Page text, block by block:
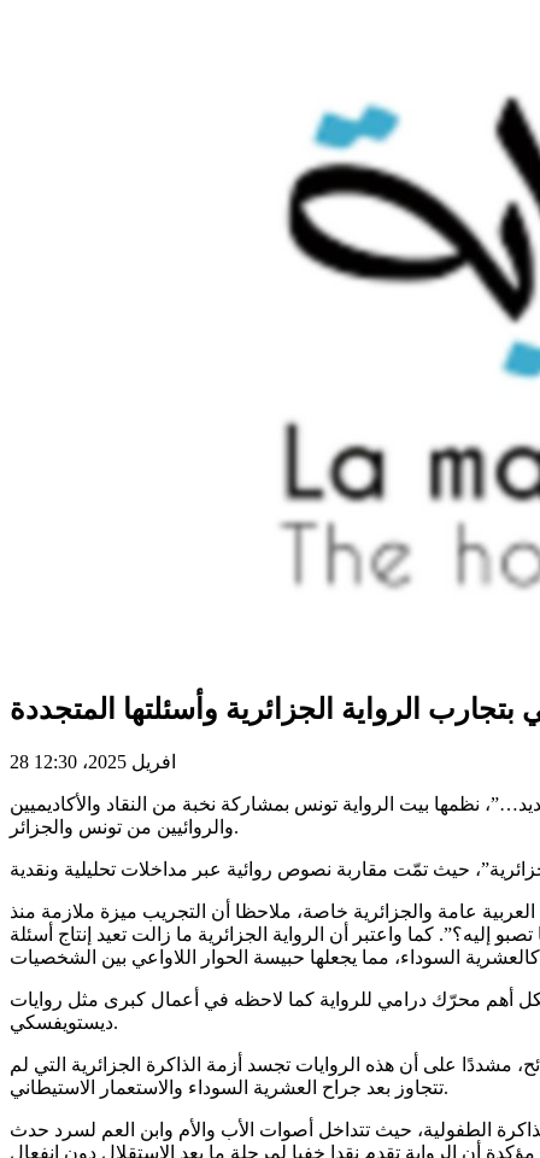
الرواية الجزائرية وأسئلتها المتجددة
28 افريل 2025، 12:30
في المشترك والتجديد…”، نظمها بيت الرواية تونس بمشاركة نخبة من النقاد والأكاديميين
والروائيين من تونس والجزائر.
عامة والجزائرية خاصة، ملاحظا أن التجريب ميزة ملازمة منذ
إليه؟”. كما واعتبر أن الرواية الجزائرية ما زالت تعيد إنتاج أسئلة
أهم محرّك درامي للرواية كما لاحظه في أعمال كبرى مثل روايات
ديستويفسكي.
مشددًا على أن هذه الروايات تجسد أزمة الذاكرة الجزائرية التي لم
تتجاوز بعد جراح العشرية السوداء والاستعمار الاستيطاني.
الطفولية، حيث تتداخل أصوات الأب والأم وابن العم لسرد حدث